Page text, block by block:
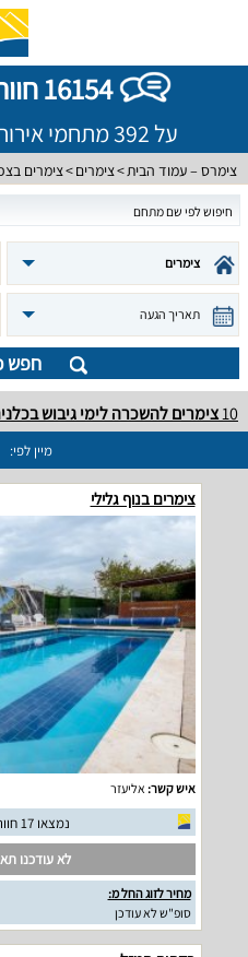
16154 חוות דעת אמיתיות!
על 392 מתחמי אירוח שונים ברחבי הארץ
צימרס – עמוד הבית צימרים צימרים
צימרים
תאריך הגעה
חפש
10צימרים להשכרה לימי גיבוש
מיין לפי:
צימרים בנוף גלילי
איש קשר: אליעזר
נמצאו 17 חוות דעת אמיתיות
לא עודכנו
מחיר לזוג החל מ:
סופ"ש לא עודכן